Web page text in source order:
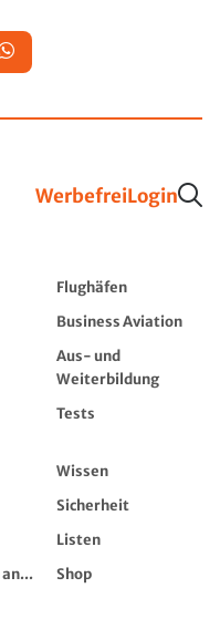
WerbefreiLogin
Flughäfen
Business Aviation
Aus- und
Weiterbildung
Tests
Wissen
Sicherheit
Listen
an...
Shop